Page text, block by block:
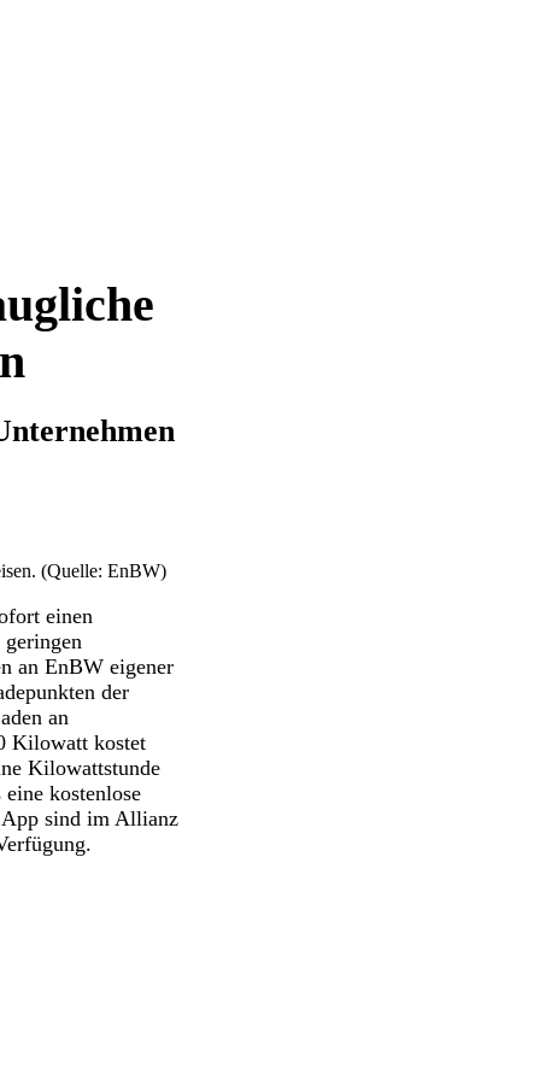
(Quelle: EnBW)
einen
an EnBW eigener
der
an
Kilowatt kostet
Kilowattstunde
kostenlose
App sind im Allianz